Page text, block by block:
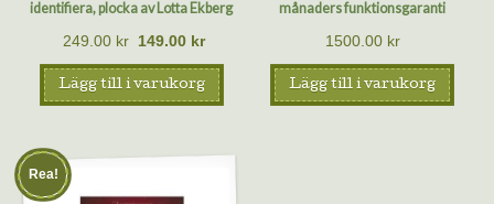
identifiera, plocka av Lotta Ekberg
249.00 kr 149.00 kr
Lägg till i varukorg
månaders funktionsgaranti
1500.00 kr
Lägg till i varukorg
Rea!